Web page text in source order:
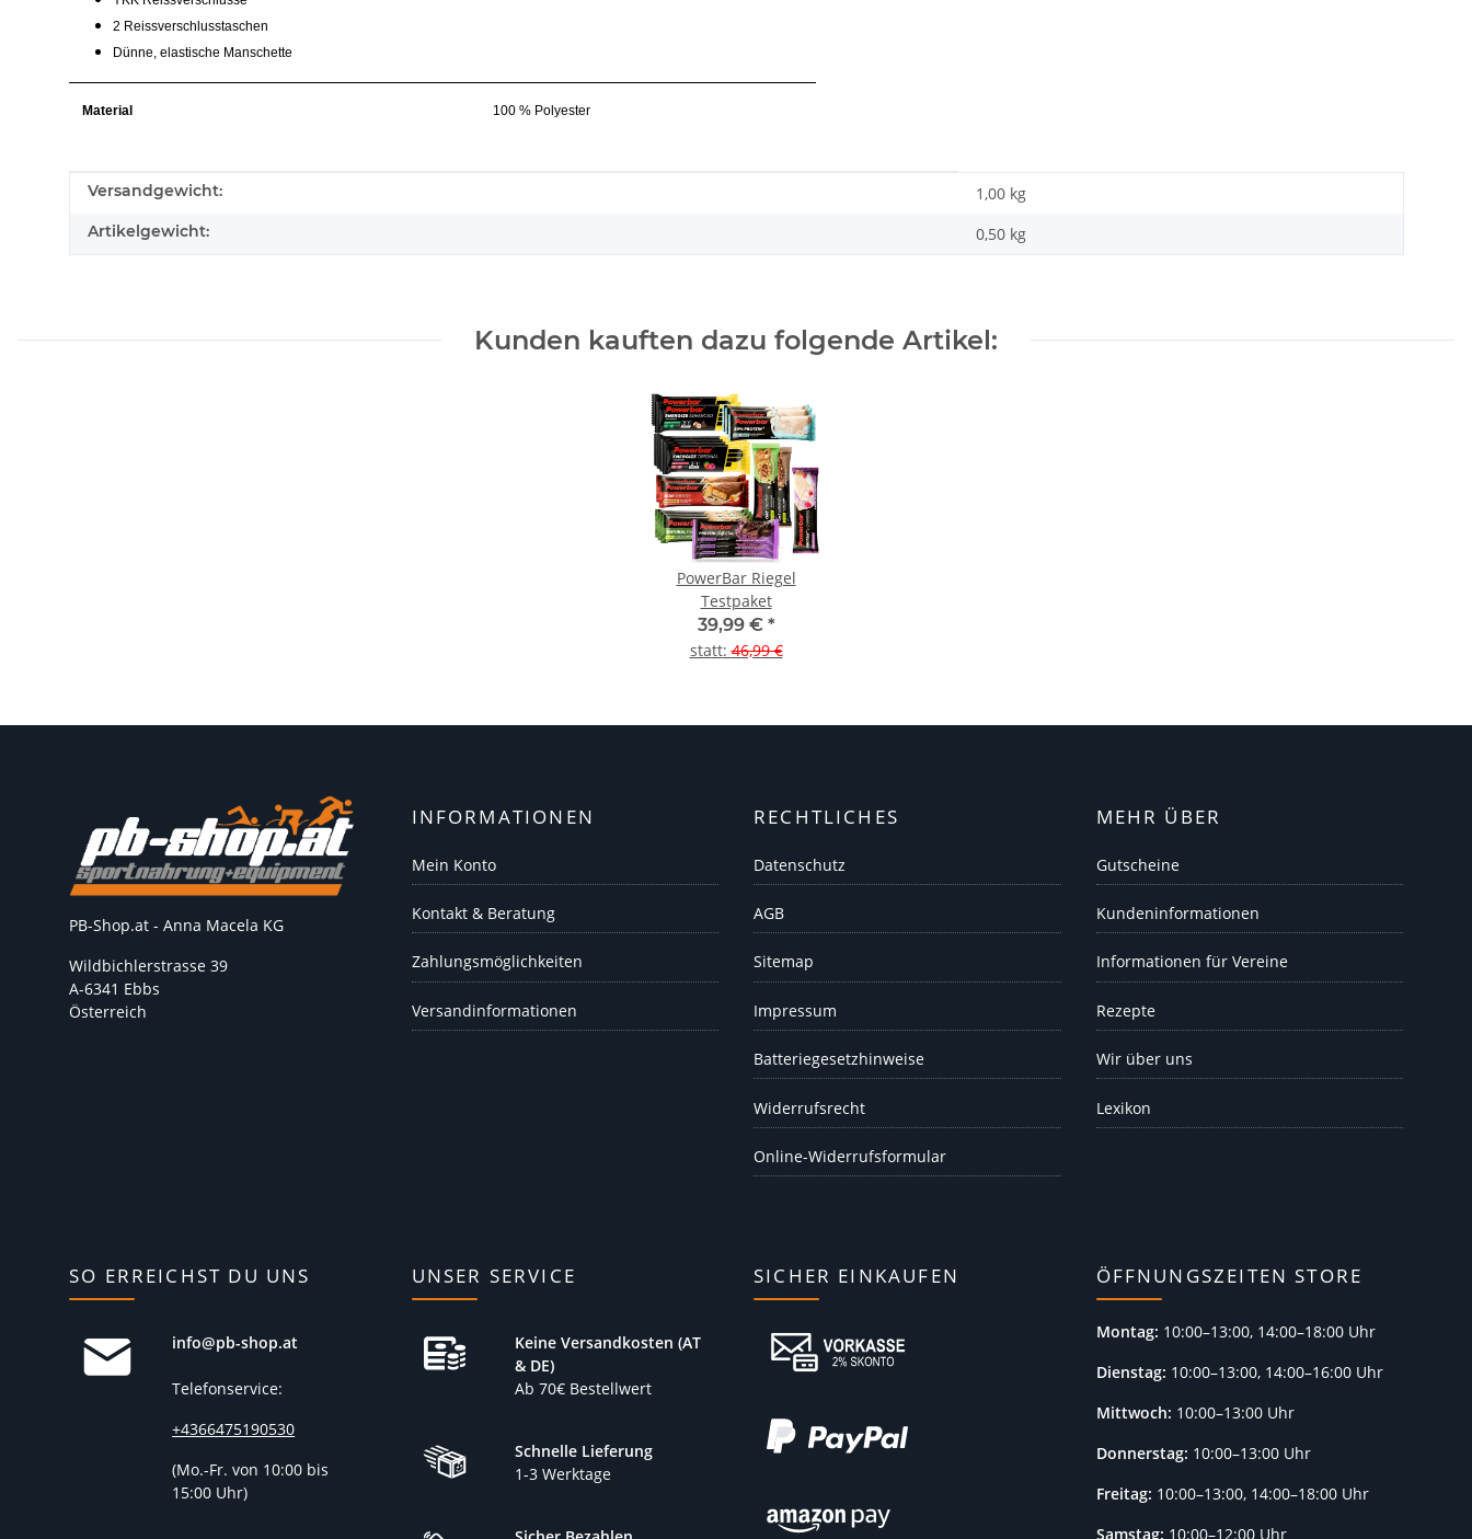
2 Reissverschlusstaschen
Dünne, elastische Manschette
Material 100 % Polyester
Produkteigenschaft
Wert
Versandgewicht: 1,00 kg
Artikelgewicht: 0,50 kg
Kunden kauften dazu folgende Artikel:
PowerBar Riegel
Testpaket
39,99 € *
statt:46,99 €
PB-Shop.at - Anna Macela KG
Wildbichlerstrasse 39
A-6341 Ebbs
Österreich
INFORMATIONEN
Mein Konto
Kontakt & Beratung
Zahlungsmöglichkeiten
Versandinformationen
RECHTLICHES
Datenschutz
AGB
Sitemap
Impressum
Batteriegesetzhinweise
Widerrufsrecht
Online-Widerrufsformular
MEHR ÜBER
Gutscheine
Kundeninformationen
Informationen für Vereine
Rezepte
Wir über uns
Lexikon
SO ERREICHST DU UNS
info@pb-shop.at
Telefonservice:
+4366475190530
(Mo.-Fr. von 10:00 bis
15:00 Uhr)
UNSER SERVICE
Keine Versandkosten (AT
& DE)
Ab 70€ Bestellwert
Schnelle Lieferung
1-3 Werktage
SICHER EINKAUFEN ÖFFNUNGSZEITEN STORE
Montag: 10:00–13:00, 14:00–18:00 Uhr
Dienstag: 10:00–13:00, 14:00–16:00 Uhr
Mittwoch: 10:00–13:00 Uhr
Donnerstag: 10:00–13:00 Uhr
Freitag: 10:00–13:00, 14:00–18:00 Uhr
Samstag: 10:00–12:00 Uhr